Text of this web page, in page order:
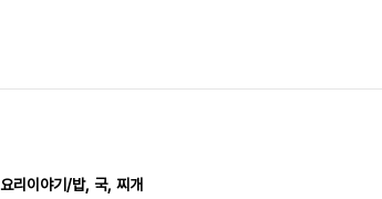
요리이야기/밥, 국, 찌개